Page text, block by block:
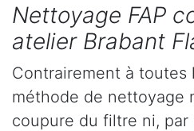
Nettoyage FAP
atelier Brabant
Contrairement à toutes
méthode de nettoyage
coupure du filtre ni, par